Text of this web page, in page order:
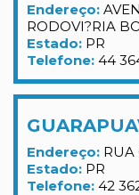
Endereço:
RODOVI?RIA
Estado: PR
Telefone: 44
Endereço: RUA
Estado: PR
Telefone: 42